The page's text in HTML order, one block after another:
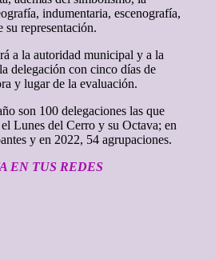
indumentaria, escenografía,
representación.
a la autoridad municipal y a la
delegación con cinco días de
y lugar de la evaluación.
son 100 delegaciones las que
el Lunes del Cerro y su Octava; en
y en 2022, 54 agrupaciones.
EN TUS REDES